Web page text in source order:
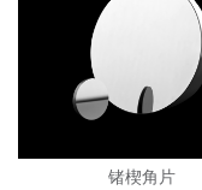
锗楔角片